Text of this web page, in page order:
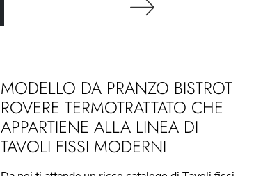
MODELLO DA PRANZO BISTROT
ROVERE TERMOTRATTATO CHE
APPARTIENE ALLA LINEA DI
TAVOLI FISSI MODERNI